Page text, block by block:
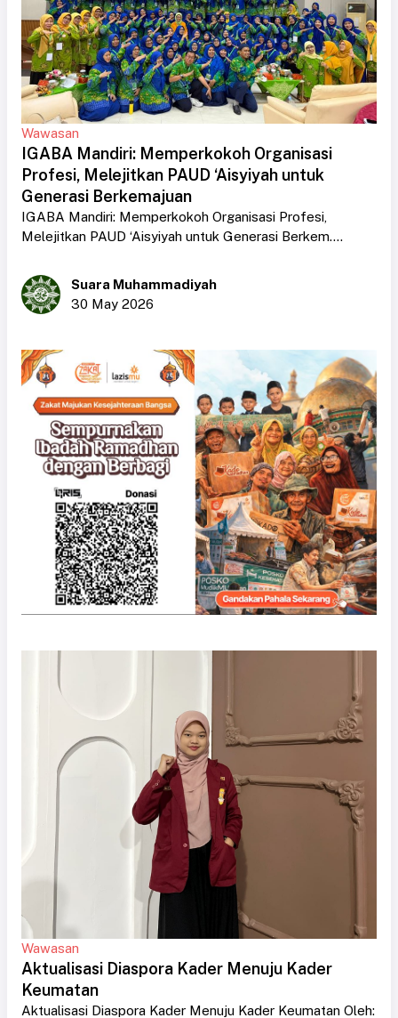
Wawasan
IGABA Mandiri: Memperkokoh Organisasi
Profesi, Melejitkan PAUD ‘Aisyiyah untuk
Generasi Berkemajuan
IGABA Mandiri: Memperkokoh Organisasi Profesi,
Melejitkan PAUD ‘Aisyiyah untuk Generasi Berkem....
Suara Muhammadiyah
30 May 2026
Wawasan
Aktualisasi Diaspora Kader Menuju Kader
Keumatan
Aktualisasi Diaspora Kader Menuju Kader Keumatan Oleh: